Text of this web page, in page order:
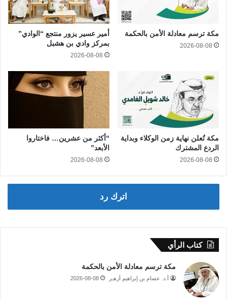
مكة ترسم معادلة الأمن بالحكمة
2026-08-08
أمير عسير يزور منتجع “الوادي”
بمركز وادي بن هشبل
2026-08-08
مكة تُعلن نهاية زمن الوكلاء وبداية
الردع المشترك
2026-08-08
“أكثر من عشرين… فاختاروا
الأبعد”
2026-08-08
اترك رد
كتاب الرأي
مكة ترسم معادلة الأمن بالحكمة
أ.د. عصام بن إبراهيم أزهـر 2026-08-08